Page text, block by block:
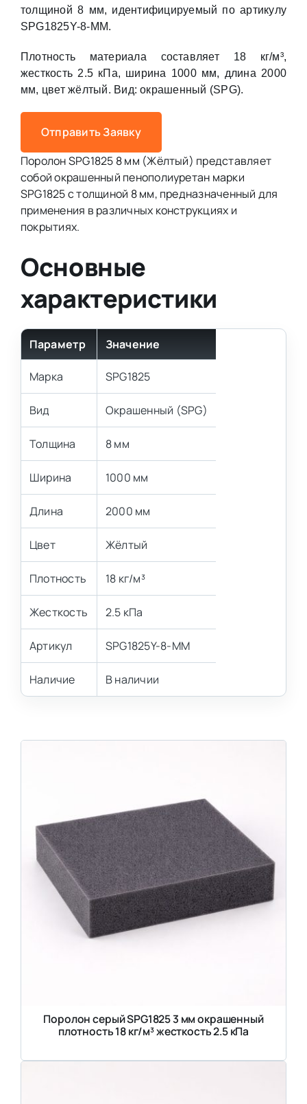
толщиной 8 мм, идентифицируемый по артикулу
SPG1825Y-8-MM.
Плотность материала составляет 18 кг/м³,
жесткость 2.5 кПа, ширина 1000 мм, длина 2000
мм, цвет жёлтый. Вид: окрашенный (SPG).
Отправить Заявку
Поролон SPG1825 8 мм (Жёлтый) представляет
собой окрашенный пенополиуретан марки
SPG1825 с толщиной 8 мм, предназначенный для
применения в различных конструкциях и
покрытиях.
Основные
характеристики
Параметр Значение
Марка SPG1825
Вид Окрашенный (SPG)
Толщина 8 мм
Ширина 1000 мм
Длина 2000 мм
Цвет Жёлтый
Плотность 18 кг/м³
Жесткость 2.5 кПа
Артикул SPG1825Y-8-MM
Наличие В наличии
Поролон серый SPG1825 3 мм окрашенный
плотность 18 кг/м³ жесткость 2.5 кПа